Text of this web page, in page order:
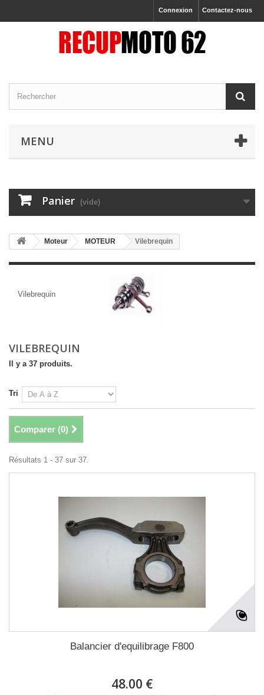
Contactez-nous
Connexion
MENU
Panier (vide)
Moteur MOTEUR Vilebrequin
Vilebrequin
VILEBREQUIN
Il y a 37 produits.
Tri
Comparer (0)
Résultats 1 - 37 sur 37.
Balancier d'equilibrage F800
48.00 €